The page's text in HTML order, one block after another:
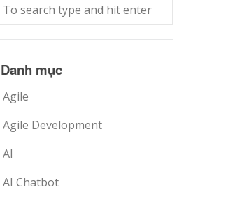
Danh mục
Agile
Agile Development
AI
AI Chatbot